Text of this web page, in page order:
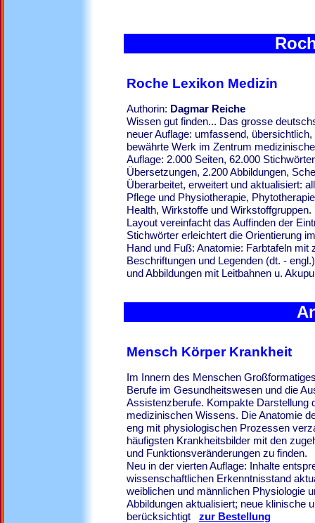
Roche Lexikon Medizin
Authorin:
Wissen gut finden... Das grosse
neuer Auflage: umfassend,
bewährte Werk im Zentrum
Auflage: 2.000 Seiten, 62.000
Übersetzungen, 2.200 Abbildungen,
Überarbeitet, erweitert und aktualisiert:
Pflege und Physiotherapie,
Health, Wirkstoffe und
Layout vereinfacht das Auffinden der
Stichwörter erleichtert die Orientierung
Hand und Fuß: Anatomie: Farbtafeln mit
Beschriftungen und Legenden (dt. -
und Abbildungen mit Leitbahnen u.
Mensch Körper Krankheit
Im Innern des Menschen
Berufe im Gesundheitswesen und die
Assistenzberufe. Kompakte Darstellung
medizinischen Wissens. Die Anatomie
eng mit physiologischen Prozessen
häufigsten Krankheitsbilder mit den
und Funktionsveränderungen zu finden.
Neu in der vierten Auflage: Inhalte
wissenschaftlichen Erkenntnisstand
weiblichen und männlichen Physiologie
Abbildungen aktualisiert; neue klinische
berücksichtigt zur Bestellung